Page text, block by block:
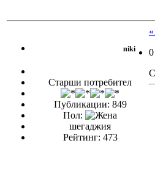
niki
Старши потребител
Публикации: 849
Пол:
шегаджия
Рейтинг: 473
0